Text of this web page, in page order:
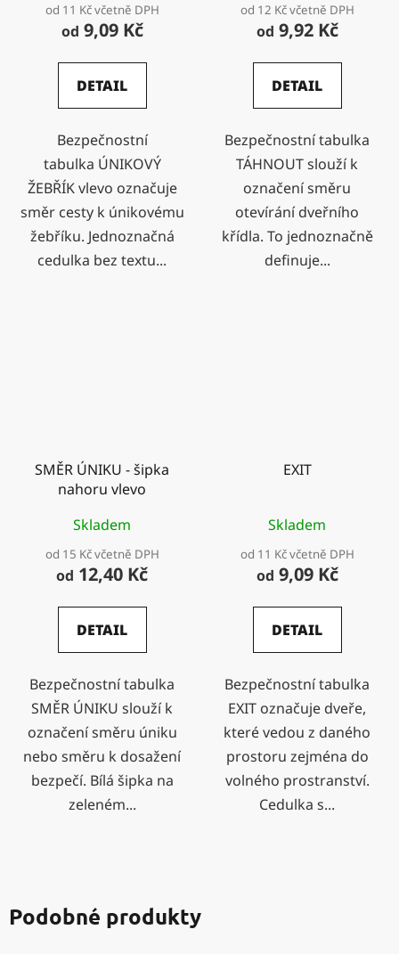
od 11 Kč včetně DPH
od 9,09 Kč
DETAIL
Bezpečnostní
tabulka ÚNIKOVÝ
ŽEBŘÍK vlevo označuje
směr cesty k únikovému
žebříku. Jednoznačná
cedulka bez textu...
od 12 Kč včetně DPH
od 9,92 Kč
DETAIL
Bezpečnostní tabulka
TÁHNOUT slouží k
označení směru
otevírání dveřního
křídla. To jednoznačně
definuje...
SMĚR ÚNIKU - šipka
nahoru vlevo
Skladem
od 15 Kč včetně DPH
od 12,40 Kč
DETAIL
Bezpečnostní tabulka
SMĚR ÚNIKU slouží k
označení směru úniku
nebo směru k dosažení
bezpečí. Bílá šipka na
zeleném...
EXIT
Skladem
od 11 Kč včetně DPH
od 9,09 Kč
DETAIL
Bezpečnostní tabulka
EXIT označuje dveře,
které vedou z daného
prostoru zejména do
volného prostranství.
Cedulka s...
Podobné produkty